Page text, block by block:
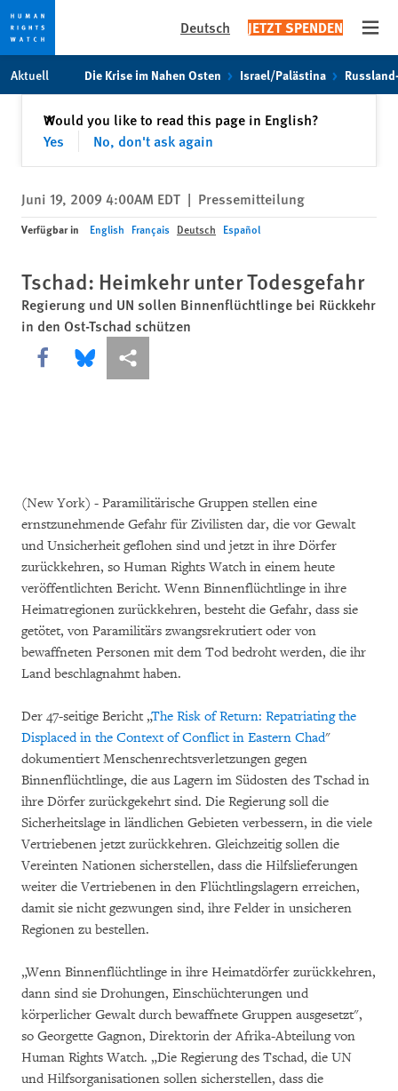
Skip
to
Skip
to
content
Deutsch JETZT SPENDEN
Aktuell Die Krise im Nahen Osten Israel/Palästina
Would you like to read this page in English?
Yes
No, don't ask again
✕Schließen
Juni 19, 2009 4:00AM EDT | Pressemitteilung
Verfügbar in English Français Deutsch Español
Tschad: Heimkehr unter Todesgefahr
Regierung und UN sollen Binnenflüchtlinge bei Rückkehr
in den Ost-Tschad schützen
Share this via Facebook
Share this via Bluesky
More sharing options
(New York) - Paramilitärische Gruppen stellen eine
ernstzunehmende Gefahr für Zivilisten dar, die vor Gewalt
und Unsicherheit geflohen sind und jetzt in ihre Dörfer
zurückkehren, so Human Rights Watch in einem heute
veröffentlichten Bericht. Wenn Binnenflüchtlinge in ihre
Heimatregionen zurückkehren, besteht die Gefahr, dass sie
getötet, von Paramilitärs zwangsrekrutiert oder von
bewaffneten Personen mit dem Tod bedroht werden, die ihr
Land beschlagnahmt haben.
Der 47-seitige Bericht „The Risk of Return: Repatriating the
Displaced in the Context of Conflict in Eastern Chad"
dokumentiert Menschenrechtsverletzungen gegen
Binnenflüchtlinge, die aus Lagern im Südosten des Tschad in
ihre Dörfer zurückgekehrt sind. Die Regierung soll die
Sicherheitslage in ländlichen Gebieten verbessern, in die viele
Vertriebenen jetzt zurückkehren. Gleichzeitig sollen die
Vereinten Nationen sicherstellen, dass die Hilfslieferungen
weiter die Vertriebenen in den Flüchtlingslagern erreichen,
damit sie nicht gezwungen sind, ihre Felder in unsicheren
Regionen zu bestellen.
„Wenn Binnenflüchtlinge in ihre Heimatdörfer zurückkehren,
dann sind sie Drohungen, Einschüchterungen und
körperlicher Gewalt durch bewaffnete Gruppen ausgesetzt",
so Georgette Gagnon, Direktorin der Afrika-Abteilung von
Human Rights Watch. „Die Regierung des Tschad, die UN
und Hilfsorganisationen sollen sicherstellen, dass die